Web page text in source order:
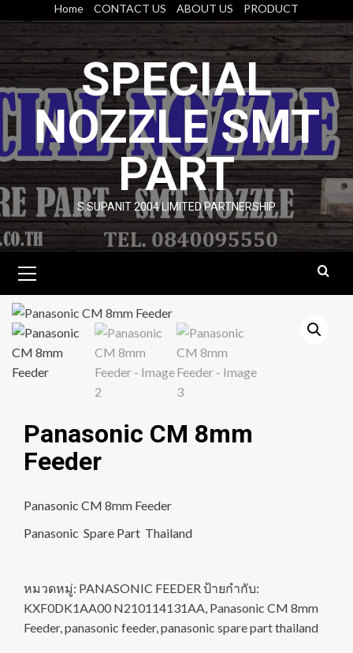
content
Home CONTACT US ABOUT US PRODUCT
SPECIAL
NOZZLE SMT
PART
S.SUPANIT 2004 LIMITED PARTNERSHIP
Menu
Panasonic CM 8mm
Feeder
Panasonic CM 8mm Feeder
Panasonic Spare Part Thailand
หมวดหมู่: PANASONIC FEEDERป้ายกำกับ:
KXF0DK1AA00 N210114131AA, Panasonic CM 8mm
Feeder,panasonic feeder,panasonic spare part thailand